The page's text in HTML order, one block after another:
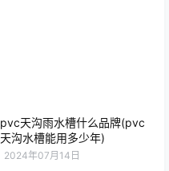
pvc天沟雨水槽什么品牌(pvc
天沟水槽能用多少年)
2024年07月14日